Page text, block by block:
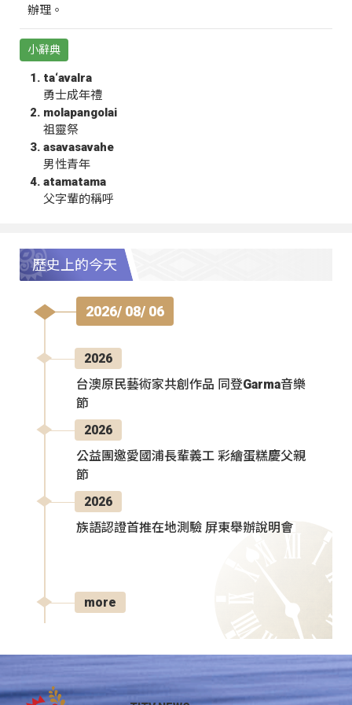
辦理。
小辭典
ta‘avalra
勇士成年禮
molapangolai
祖靈祭
asavasavahe
男性青年
atamatama
父字輩的稱呼
歷史上的今天
2026/ 08/ 06
2026
台澳原民藝術家共創作品 同登Garma音樂
節
2026
公益團邀愛國浦長輩義工 彩繪蛋糕慶父親
節
2026
族語認證首推在地測驗 屏東舉辦說明會
more